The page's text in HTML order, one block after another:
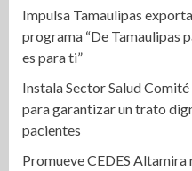
Impulsa Tamaulipas
programa “De Tamaulipas
es para ti”
Instala Sector Salud
para garantizar un trato
pacientes
Promueve CEDES